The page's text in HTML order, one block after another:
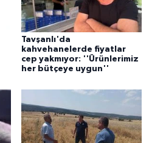
Tavşanlı'da
kahvehanelerde fiyatlar
cep yakmıyor: ''Ürünlerimiz
her bütçeye uygun''